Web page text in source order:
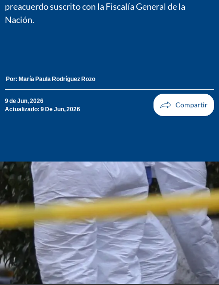
preacuerdo suscrito con la Fiscalía General de la
Nación.
Por: María Paula Rodríguez Rozo
9 de Jun, 2026
Actualizado: 9 De Jun, 2026